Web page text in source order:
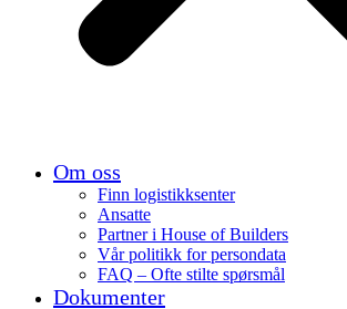
Om oss
Finn logistikksenter
Ansatte
Partner i House of Builders
Vår politikk for persondata
FAQ – Ofte stilte spørsmål
Dokumenter